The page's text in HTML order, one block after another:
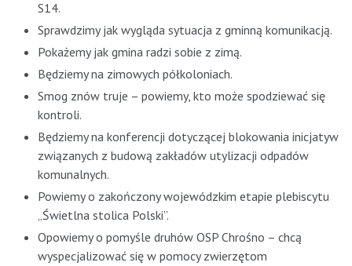
S14.
Sprawdzimy jak wygląda sytuacja z gminną komunikacją.
Pokażemy jak gmina radzi sobie z zimą.
Będziemy na zimowych półkoloniach.
Smog znów truje – powiemy, kto może spodziewać się
kontroli.
Będziemy na konferencji dotyczącej blokowania inicjatyw
związanych z budową zakładów utylizacji odpadów
komunalnych.
Powiemy o zakończony wojewódzkim etapie plebiscytu
„Świetlna stolica Polski”.
Opowiemy o pomyśle druhów OSP Chrośno – chcą
wyspecjalizować się w pomocy zwierzętom